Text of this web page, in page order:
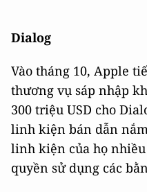
Dialog
Vào tháng 10, Apple
thương vụ sáp nhập
300 triệu USD cho
linh kiện bán dẫn
linh kiện của họ
quyền sử dụng các